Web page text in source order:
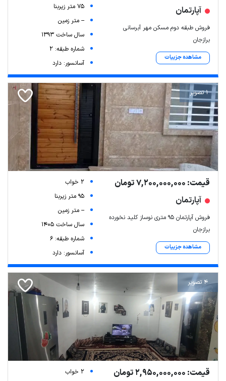
آپارتمان
فروش طبقه دوم مسکن مهر آبرسانی
برازجان
مشاهده جزییات
75 متر زیربنا
-- متر زمین
سال ساخت 1393
شماره طبقه: 2
آسانسور: دارد
1 تصویر
قیمت: 7,200,000,000 تومان
آپارتمان
فروش آپارتمان ۹۵ متری نوساز کلید نخورده
برازجان
مشاهده جزییات
2 خواب
95 متر زیربنا
-- متر زمین
سال ساخت 1405
شماره طبقه: 6
آسانسور: دارد
4 تصویر
قیمت: 2,950,000,000 تومان
2 خواب